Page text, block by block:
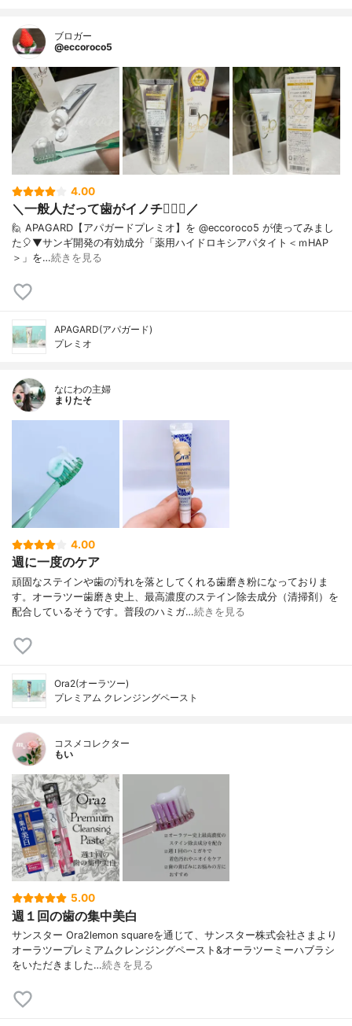
ブロガー
@eccoroco5
4.00
＼一般人だって歯がイノチ❤️‍🔥🦷／
🙋 APAGARD【アパガードプレミオ】を @eccoroco5 が使ってみまし
た🎈⁡⁡⁡⁡▼⁡サンギ開発の有効成分「薬用ハイドロキシアパタイト＜ｍHAP
＞」を…続きを見る
APAGARD(アパガード)
プレミオ
なにわの主婦
まりたそ
4.00
週に一度のケア
頑固なステインや歯の汚れを落としてくれる歯磨き粉になっておりま
す。オーラツー歯磨き史上、最高濃度のステイン除去成分（清掃剤）を
配合しているそうです。普段のハミガ…続きを見る
Ora2(オーラツー)
プレミアム クレンジングペースト
コスメコレクター
もい
5.00
週１回の歯の集中美白
サンスター Ora2lemon squareを通じて、サンスター株式会社さまより
オーラツープレミアムクレンジングペースト&オーラツーミーハブラシ
をいただきました…続きを見る